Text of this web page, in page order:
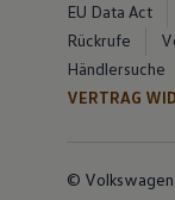
EU Data Act
Rückrufe
Händlersuche
VERTRAG
©